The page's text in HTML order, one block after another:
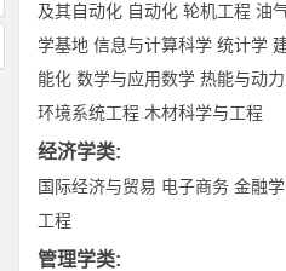
及其自动化 自动化 轮机工程 油
学基地 信息与计算科学 统计学
能化 数学与应用数学 热能与动
环境系统工程 木材科学与工程
经济学类:
国际经济与贸易 电子商务 金融学
工程
管理学类: